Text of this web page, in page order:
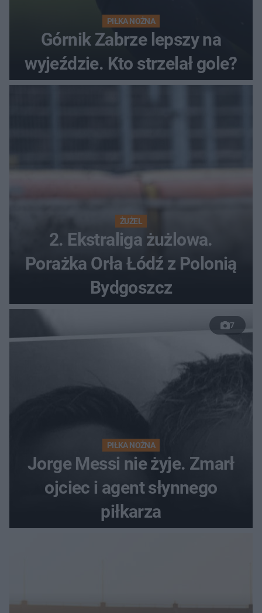
PIŁKA NOŻNA
Górnik Zabrze lepszy na
wyjeździe. Kto strzelał gole?
ŻUŻEL
2. Ekstraliga żużlowa.
Porażka Orła Łódź z Polonią
Bydgoszcz
7
PIŁKA NOŻNA
Jorge Messi nie żyje. Zmarł
ojciec i agent słynnego
piłkarza